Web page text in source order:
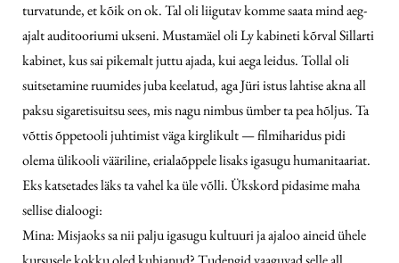
turvatunde, et kõik on ok. Tal oli liigutav komme saata mind aeg-
ajalt auditooriumi ukseni. Mustamäel oli Ly kabineti kõrval Sillarti
kabinet, kus sai pikemalt juttu ajada, kui aega leidus. Tollal oli
suitsetamine ruumides juba keelatud, aga Jüri istus lahtise akna all
paksu sigaretisuitsu sees, mis nagu nimbus ümber ta pea hõljus. Ta
võttis õppetooli juhtimist väga kirglikult — filmiharidus pidi
olema ülikooli vääriline, erialaõppele lisaks igasugu humanitaariat.
Eks katsetades läks ta vahel ka üle võlli. Ükskord pidasime maha
sellise dialoogi:
Mina: Misjaoks sa nii palju igasugu kultuuri ja ajaloo aineid ühele